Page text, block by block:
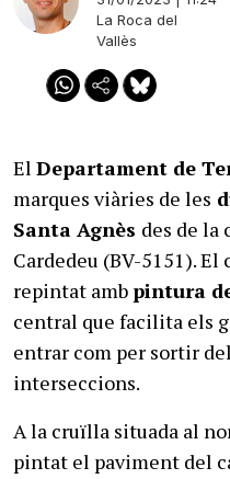
La Roca del
Vallès
El Departament de
marques viàries de les
Santa Agnès des de la
Cardedeu (BV-5151).
repintat ambpintura
central que facilita els
entrar com per sortir
interseccions.
A la cruïlla situada al
pintat el paviment del